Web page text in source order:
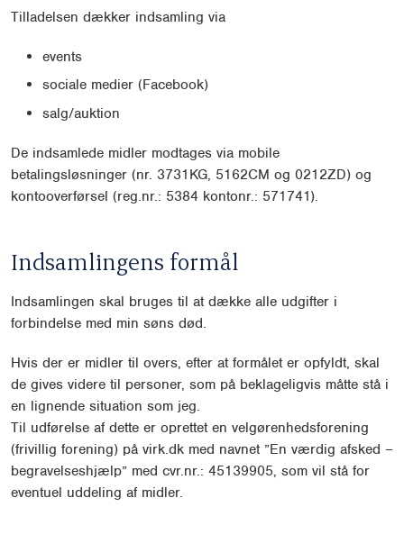
Tilladelsen dækker indsamling via
events
sociale medier (Facebook)
salg/auktion
De indsamlede midler modtages via mobile
betalingsløsninger (nr. 3731KG, 5162CM og 0212ZD) og
kontooverførsel (reg.nr.: 5384 kontonr.: 571741).
Indsamlingens formål
Indsamlingen skal bruges til at dække alle udgifter i
forbindelse med min søns død.
Hvis der er midler til overs, efter at formålet er opfyldt, skal
de gives videre til personer, som på beklageligvis måtte stå i
en lignende situation som jeg.
Til udførelse af dette er oprettet en velgørenhedsforening
(frivillig forening) på virk.dk med navnet ”En værdig afsked –
begravelseshjælp” med cvr.nr.: 45139905, som vil stå for
eventuel uddeling af midler.